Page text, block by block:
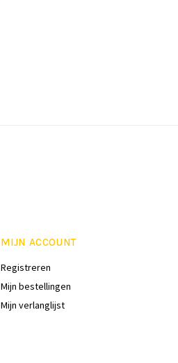
MIJN ACCOUNT
Registreren
Mijn bestellingen
Mijn verlanglijst